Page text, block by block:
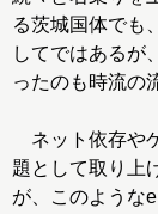
る茨城国体でも
してではあるが
ったのも時流の
ネット依存や
題として取り上
が、このような